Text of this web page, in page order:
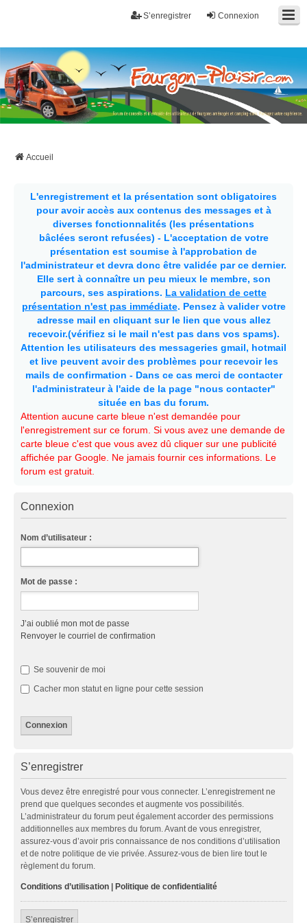
Connexion
S’enregistrer
Fourgon-plaisir.com
Forum de conseils et d'entraide des utilisateurs de fourgons, fourgons
aménagés, vans et de camping-car. Partagez votre expérience.
Accueil
L'enregistrement et la présentation sont obligatoires
pour avoir accès aux contenus des messages et à
diverses fonctionnalités (les présentations
bâclées seront refusées) - L'acceptation de votre
présentation est soumise à l'approbation de
l'administrateur et devra donc être validée par ce dernier.
Elle sert à connaître un peu mieux le membre, son
parcours, ses aspirations. La validation de cette
présentation n'est pas immédiate. Pensez à valider votre
adresse mail en cliquant sur le lien que vous allez
recevoir.(vérifiez si le mail n'est pas dans vos spams).
Attention les utilisateurs des messageries gmail, hotmail
et live peuvent avoir des problèmes pour recevoir les
mails de confirmation - Dans ce cas merci de contacter
l'administrateur à l'aide de la page "nous contacter"
située en bas du forum.
Attention aucune carte bleue n'est demandée pour
l'enregistrement sur ce forum. Si vous avez une demande de
carte bleue c'est que vous avez dû cliquer sur une publicité
affichée par Google. Ne jamais fournir ces informations. Le
forum est gratuit.
Connexion
Nom d’utilisateur :
Mot de passe :
J’ai oublié mon mot de passe
Renvoyer le courriel de confirmation
Se souvenir de moi
Cacher mon statut en ligne pour cette session
S’enregistrer
Vous devez être enregistré pour vous connecter. L’enregistrement ne
prend que quelques secondes et augmente vos possibilités.
L’administrateur du forum peut également accorder des permissions
additionnelles aux membres du forum. Avant de vous enregistrer,
assurez-vous d’avoir pris connaissance de nos conditions d’utilisation
et de notre politique de vie privée. Assurez-vous de bien lire tout le
règlement du forum.
Conditions d’utilisation Politique de confidentialité
S’enregistrer